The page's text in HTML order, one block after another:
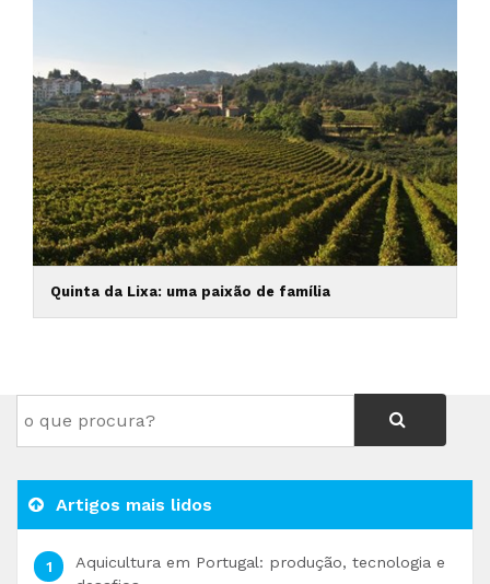
Quinta da Lixa: uma paixão de família
Artigos mais lidos
Aquicultura em Portugal: produção, tecnologia e